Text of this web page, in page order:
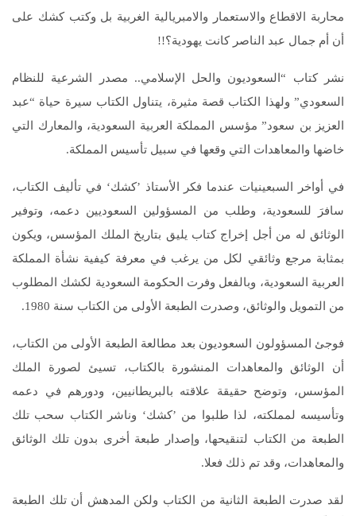
محاربة الاقطاع والاستعمار والامبريالية الغربية بل وكتب كشك على
أن أم جمال عبد الناصر كانت يهودية؟!!
نشر كتاب “السعوديون والحل الإسلامي.. مصدر الشرعية للنظام
السعودي” ولهذا الكتاب قصة مثيرة، يتناول الكتاب سيرة حياة “عبد
العزيز بن سعود” مؤسس المملكة العربية السعودية، والمعارك التي
خاضها والمعاهدات التي وقعها في سبيل تأسيس المملكة.
في أواخر السبعينيات عندما فكر الأستاذ ’كشك‘ في تأليف الكتاب،
سافرَ للسعودية، وطلب من المسؤولين السعوديين دعمه، وتوفير
الوثائق له من أجل إخراج كتاب يليق بتاريخ الملك المؤسس، ويكون
بمثابة مرجع وثائقي لكل من يرغب في معرفة كيفية نشأة المملكة
العربية السعودية، وبالفعل وفرت الحكومة السعودية لكشك المطلوب
من التمويل والوثائق، وصدرت الطبعة الأولى من الكتاب سنة 1980.
فوجئ المسؤولون السعوديون بعد مطالعة الطبعة الأولى من الكتاب،
أن الوثائق والمعاهدات المنشورة بالكتاب، تسيئ لصورة الملك
المؤسس، وتوضح حقيقة علاقته بالبريطانيين، ودورهم في دعمه
وتأسيسه لمملكته، لذا طلبوا من ’كشك‘ وناشر الكتاب سحب تلك
الطبعة من الكتاب لتنقيحها، وإصدار طبعة أخرى بدون تلك الوثائق
والمعاهدات، وقد تم ذلك فعلا.
لقد صدرت الطبعة الثانية من الكتاب ولكن المدهش أن تلك الطبعة